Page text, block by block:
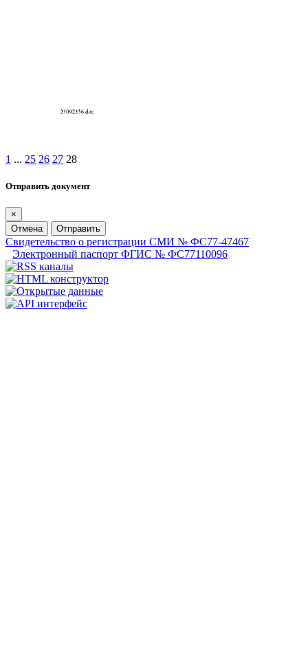
1 ... 25 26 27 28
Отправить документ
×
Отмена
Отправить
Свидетельство о регистрации СМИ № ФС77-47467
Электронный паспорт ФГИС № ФС77110096